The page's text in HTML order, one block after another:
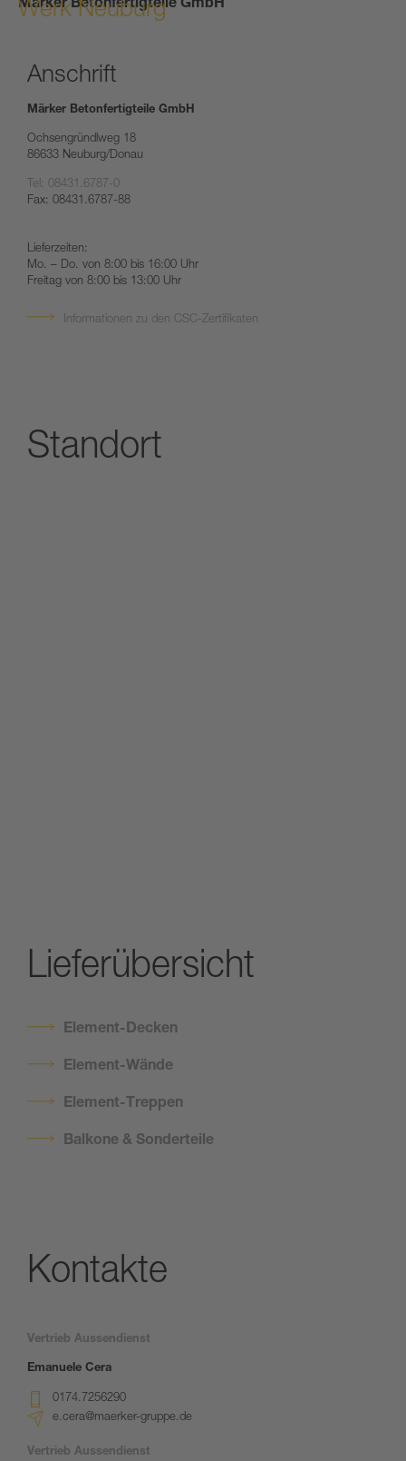
Märker Betonfertigteile GmbH
Werk Neuburg
Anschrift
Märker Betonfertigteile GmbH
Ochsengründlweg 18
86633 Neuburg/Donau
Tel: 08431.6787-0
Fax: 08431.6787-88
Lieferzeiten:
Mo. – Do. von 8:00 bis 16:00 Uhr
Freitag von 8:00 bis 13:00 Uhr
Informationen zu den CSC-Zertifikaten
Standort
Lieferübersicht
Element-Decken
Element-Wände
Element-Treppen
Balkone & Sonderteile
Kontakte
Vertrieb Aussendienst
Emanuele Cera
0174.7256290
e.cera@maerker-gruppe.de
Vertrieb Aussendienst